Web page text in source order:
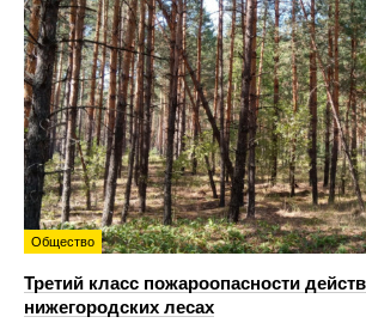
Общество
Третий класс пожароопасности
нижегородских лесах